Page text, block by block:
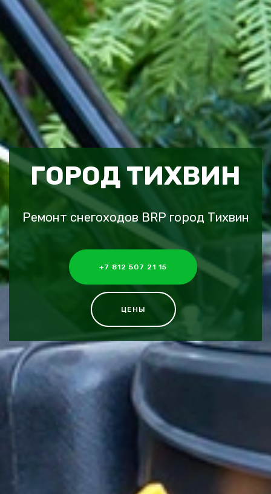
ГОРОД ТИХВИН
Ремонт снегоходов BRP город Тихвин
+7 812 507 21 15
ЦЕНЫ